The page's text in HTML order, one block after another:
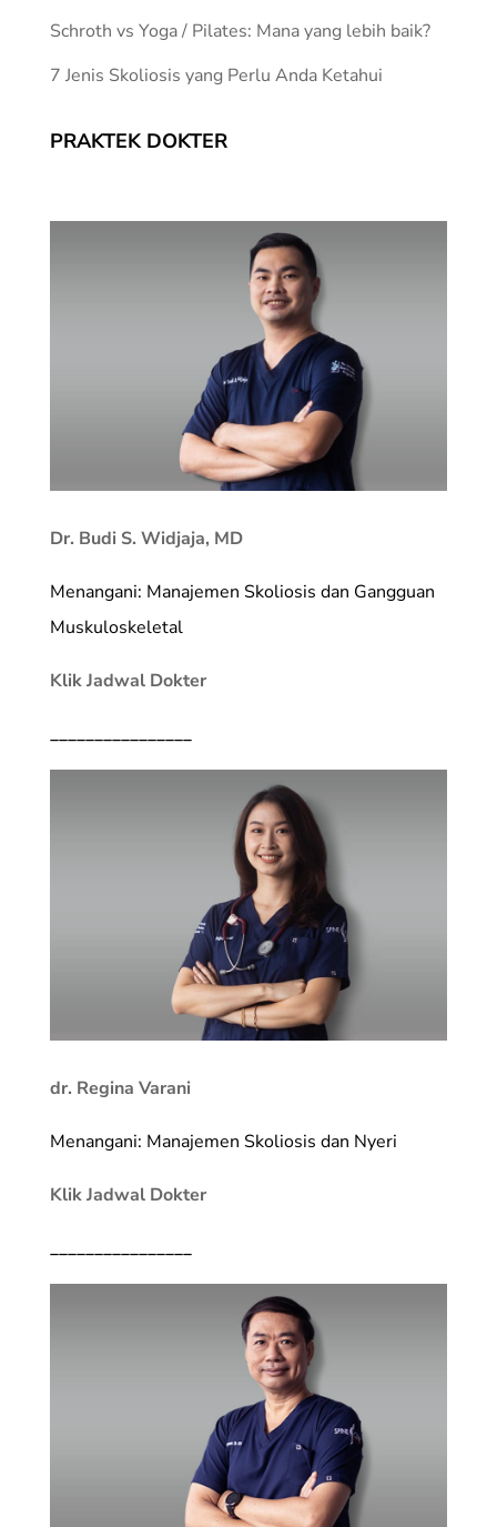
Schroth vs Yoga / Pilates: Mana yang lebih baik?
7 Jenis Skoliosis yang Perlu Anda Ketahui
PRAKTEK DOKTER
Dr. Budi S. Widjaja, MD
Menangani: Manajemen Skoliosis dan Gangguan
Muskuloskeletal
Klik Jadwal Dokter
________________
dr. Regina Varani
Menangani: Manajemen Skoliosis dan Nyeri
Klik Jadwal Dokter
________________